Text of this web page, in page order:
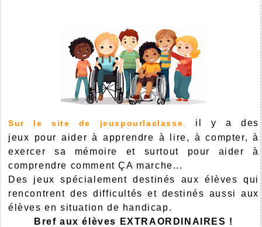
Sur le site de jeuxpourlaclasse
il y a des
jeux pour aider à apprendre à lire, à compter, à
exercer sa mémoire et surtout pour aider à
comprendre comment ÇA marche...
Des jeux spécialement destinés aux élèves qui
rencontrent des difficultés et destinés aussi aux
élèves en situation de handicap.
Bref aux élèves EXTRAORDINAIRES !